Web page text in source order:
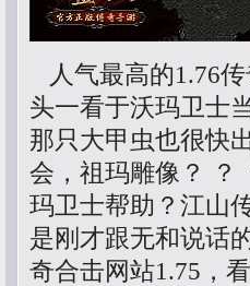
人气最高的1.76
头一看于沃玛卫士
那只大甲虫也很快
会，祖玛雕像？ ？
玛卫士帮助？江山
是刚才跟无和说话
奇合击网站1.75，